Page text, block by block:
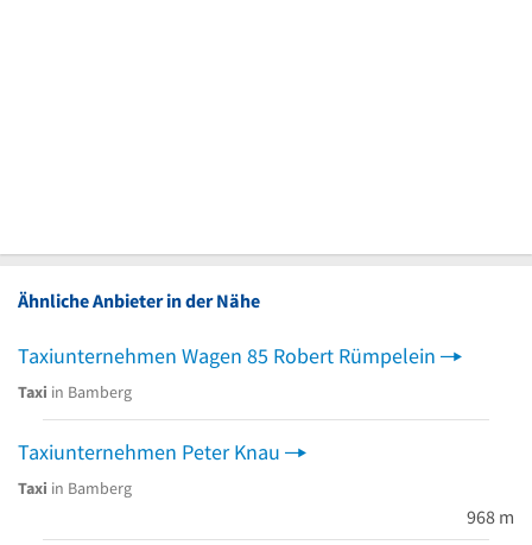
Ähnliche Anbieter in der Nähe
Taxiunternehmen Wagen 85 Robert Rümpelein
Taxi in Bamberg
Taxiunternehmen Peter Knau
Taxi in Bamberg
968 m